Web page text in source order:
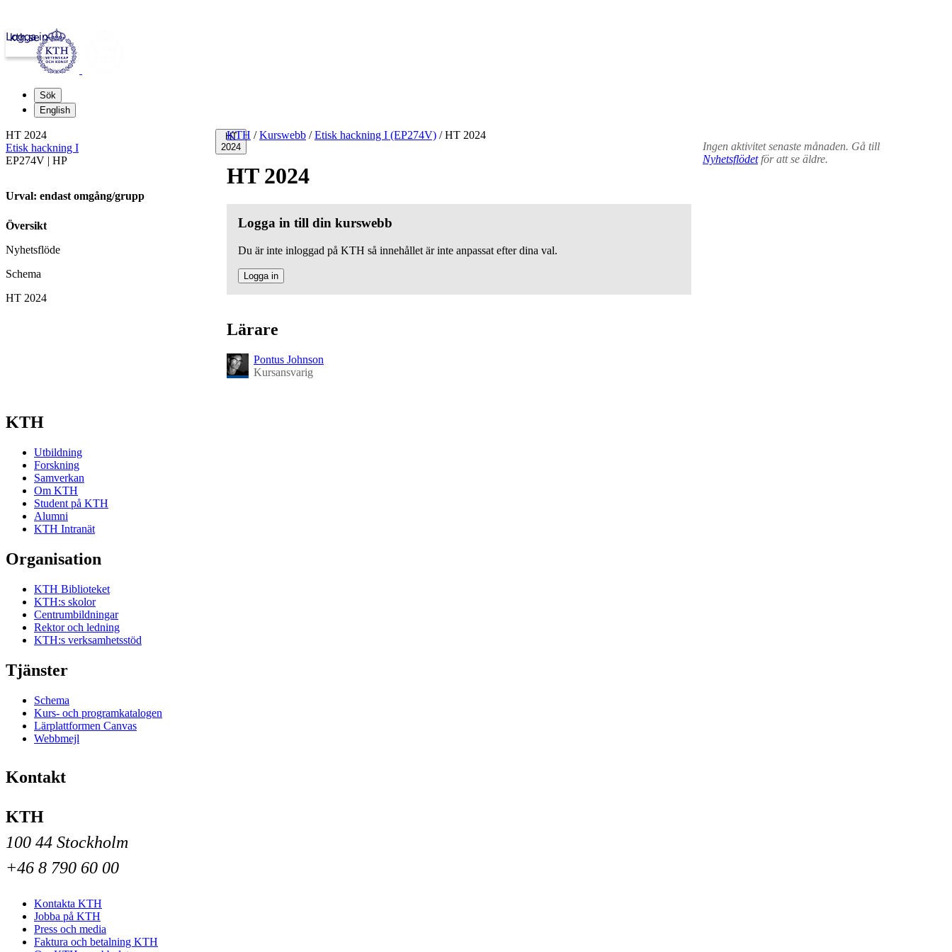
kth.se
Logga in
Sök
English
HT
2024
KTH / Kurswebb / Etisk hackning I (EP274V) /HT 2024
HT 2024
Logga in till din kurswebb
Du är inte inloggad på KTH så innehållet är inte anpassat efter dina val.
Logga in
Lärare
Pontus Johnson
Kursansvarig
Ingen aktivitet senaste månaden. Gå till
Nyhetsflödetför att se äldre.
HT 2024
Etisk hackning I
EP274V | HP
Urval: endast omgång/grupp
Översikt
Nyhetsflöde
Schema
HT 2024
KTH
Utbildning
Forskning
Samverkan
Om KTH
Student på KTH
Alumni
KTH Intranät
Organisation
KTH Biblioteket
KTH:s skolor
Centrumbildningar
Rektor och ledning
KTH:s verksamhetsstöd
Tjänster
Schema
Kurs- och programkatalogen
Lärplattformen Canvas
Webbmejl
Kontakt
KTH
100 44 Stockholm
+46 8 790 60 00
Kontakta KTH
Jobba på KTH
Press och media
Faktura och betalning KTH